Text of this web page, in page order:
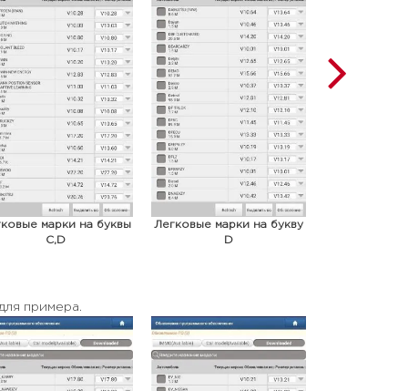
марки на буквы
C,D
Легковые марки на букву
D
примера.